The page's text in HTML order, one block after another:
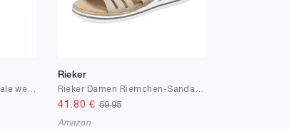
Rieker
41.80 € 59.95
Amazon